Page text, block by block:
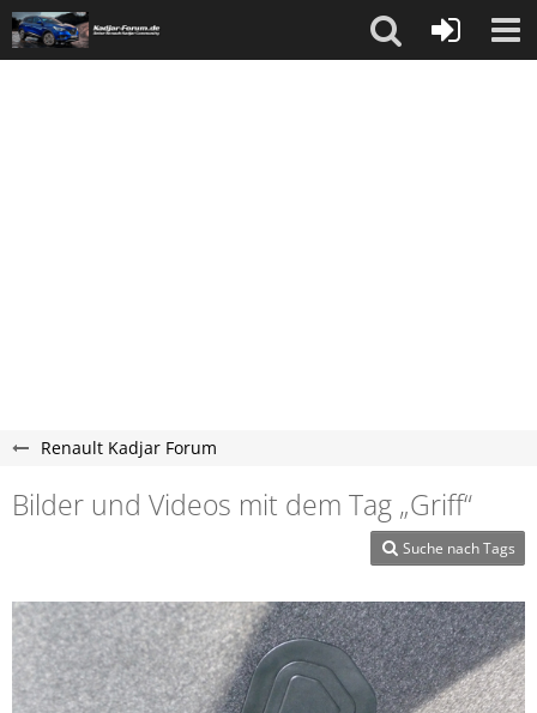
Renault Kadjar Forum
Bilder und Videos mit dem Tag „Griff“
Suche nach Tags